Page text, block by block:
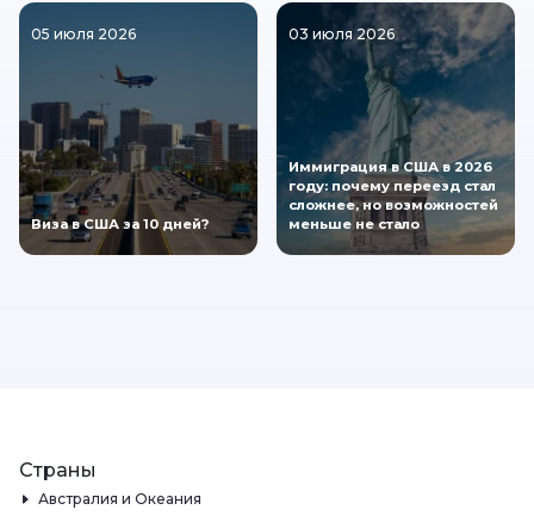
05 июля 2026
Виза в США за 10 дней?
03 июля 2026
Иммиграция в США в 2026
году: почему переезд стал
сложнее, но возможностей
меньше не стало
Страны
Австралия и Океания